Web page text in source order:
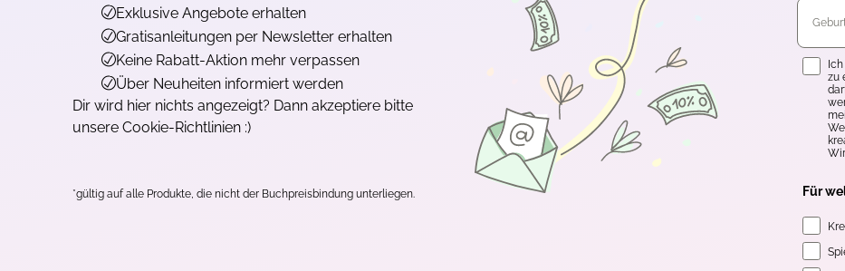
Exklusive Angebote erhalten
Gratisanleitungen per Newsletter erhalten
Keine Rabatt-Aktion mehr verpassen
Über Neuheiten informiert werden
Dir wird hier nichts angezeigt? Dann akzeptiere bitte
unsere Cookie-Richtlinien :)
*gültig auf alle Produkte, die nicht der Buchpreisbindung unterliegen.
zu
Für